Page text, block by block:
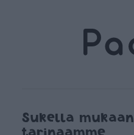
Sukella mukaan